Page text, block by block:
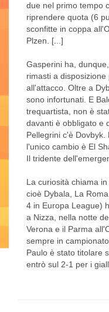
due nel primo tempo
riprendere quota (6
sconfitte in coppa
Plzen. [...]
Gasperini ha,
rimasti a
all'attacco. Oltre a
sono infortunati. E
trequartista, non è
davanti è obbligato e
Pellegrini c'è
l'unico cambio è El
Il tridente
La curiosità chiama
cioè Dybala, La
4 in Europa League)
a Nizza, nella notte
Verona e il Parma
sempre in
Paulo è stato titolare
entrò sul 2-1 per i